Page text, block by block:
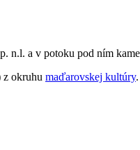
n.l. a v potoku pod ním
z okruhu maďarovskej kultúry